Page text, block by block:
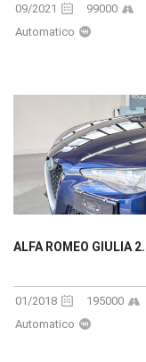
09/2021 99000
Automatico
ALFA ROMEO GIULIA
01/2018 195000
Automatico